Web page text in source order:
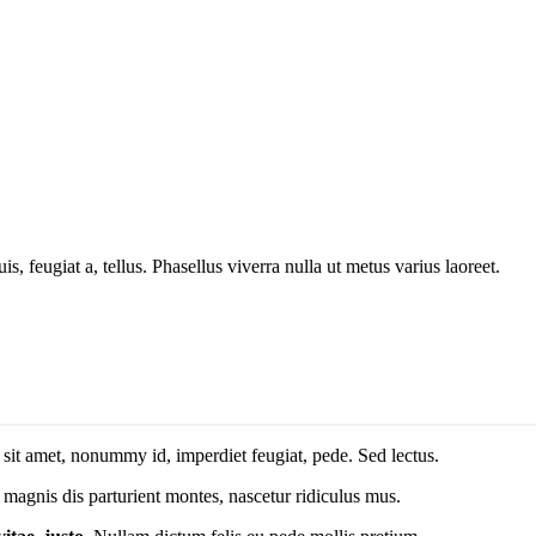
feugiat a, tellus. Phasellus viverra nulla ut metus varius laoreet.
amet, nonummy id, imperdiet feugiat, pede. Sed lectus.
dis parturient montes, nascetur ridiculus mus.